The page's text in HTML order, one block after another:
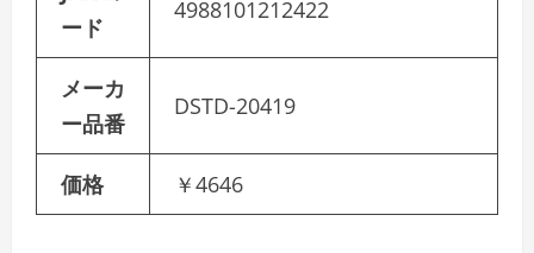
ード
4988101212422
メーカ
ー品番
DSTD-20419
価格 ￥4646